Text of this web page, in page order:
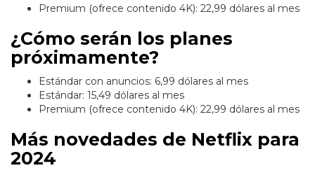
Premium (ofrece contenido 4K): 22,99 dólares al mes
¿Cómo serán los planes
próximamente?
Estándar con anuncios: 6,99 dólares al mes
Estándar: 15,49 dólares al mes
Premium (ofrece contenido 4K): 22,99 dólares al mes
Más novedades de Netflix para
2024